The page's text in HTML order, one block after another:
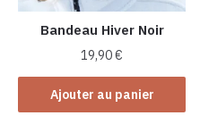
Bandeau Hiver Noir
19,90€
Ajouter au panier